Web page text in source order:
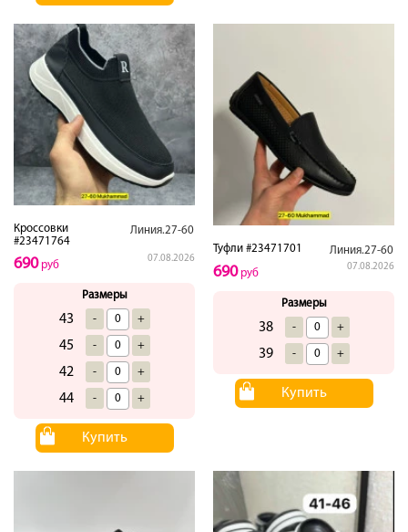
Кроссовки
#23471764
Линия.27-60
07.08.2026
690руб
Размеры
43 - +
45 - +
42 - +
44 - +
Купить
Туфли #23471701 Линия.27-60
07.08.2026
690руб
Размеры
38 - +
39 - +
Купить